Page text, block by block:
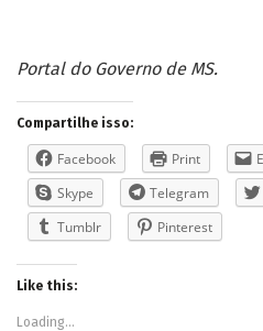
Portal do Governo de MS.
Compartilhe isso:
Facebook Print
Skype
Telegram
Tumblr
Pinterest
Like this:
Loading...